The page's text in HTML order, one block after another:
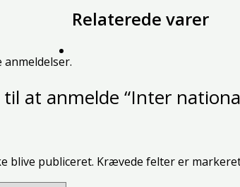
at anmelde “Inter
blive publiceret. Krævede felter er
Relaterede varer